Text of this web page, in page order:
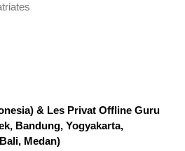
& Les Privat Offline Guru
Bandung, Yogyakarta,
Medan)